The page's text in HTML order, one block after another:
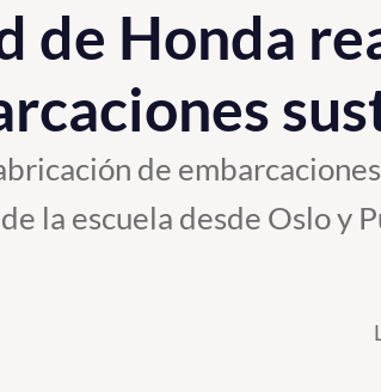
de Honda
de
la escuela desde Oslo y